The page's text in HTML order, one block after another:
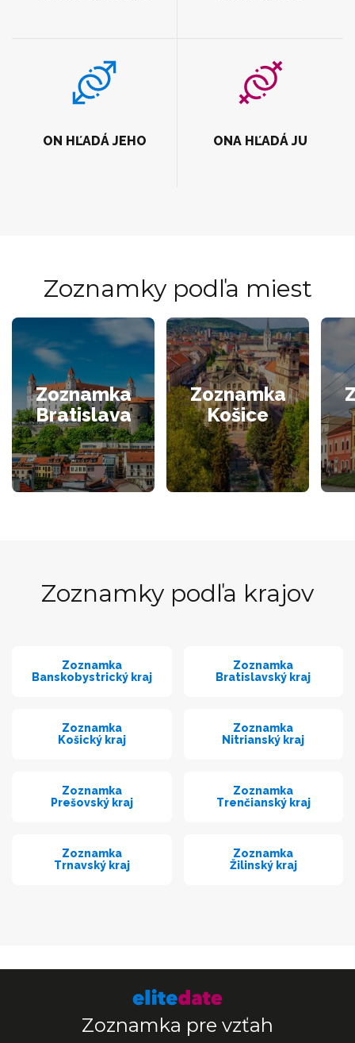
ON HĽADÁ JEHO ONA HĽADÁ JU
Zoznamky podľa miest
Zoznamka
Bratislava
Zoznamka
Košice
Zoznamky podľa krajov
Zoznamka
Banskobystrický kraj
Zoznamka
Bratislavský kraj
Zoznamka
Košický kraj
Zoznamka
Nitrianský kraj
Zoznamka
Prešovský kraj
Zoznamka
Trenčianský kraj
Zoznamka
Trnavský kraj
Zoznamka
Žilinský kraj
Zoznamka pre vzťah